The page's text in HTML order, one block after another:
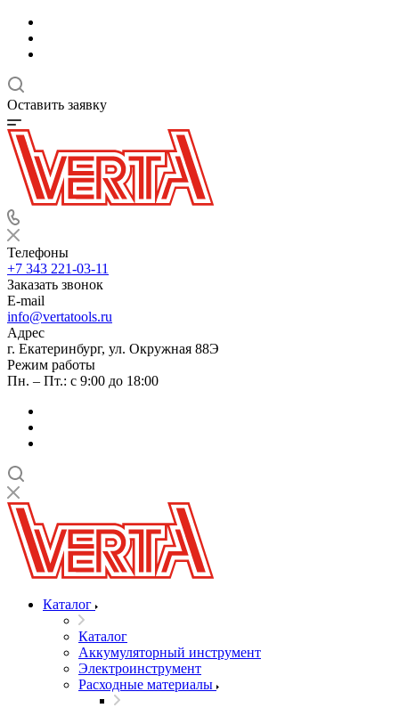
Оставить заявку
Телефоны
+7 343 221-03-11
Заказать звонок
E-mail
info@vertatools.ru
Адрес
г. Екатеринбург, ул. Окружная 88Э
Режим работы
Пн. – Пт.: с 9:00 до 18:00
Каталог
Каталог
Аккумуляторный инструмент
Электроинструмент
Расходные материалы